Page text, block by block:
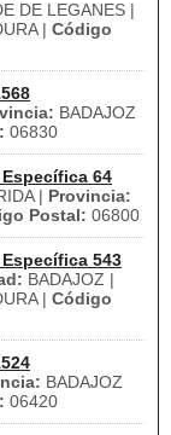
DE LEGANES |
| Código
BADAJOZ
06830
64
| Provincia:
Postal: 06800
543
BADAJOZ |
| Código
BADAJOZ
06420